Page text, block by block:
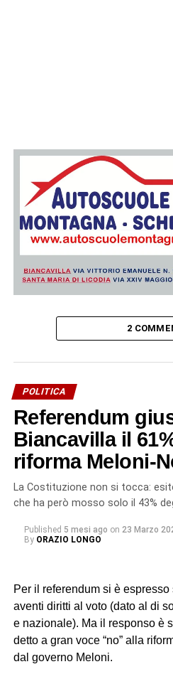
2
POLITICA
Referendum
Biancavilla il
riforma Meloni-
La Costituzione non si tocca:
che ha però mosso solo il 43%
Published 5 mesi ago on 23 Marzo
By ORAZIO LONGO
Per il referendum si è
aventi diritti al voto (dato al di
e nazionale). Ma il responso è
detto a gran voce “no” alla
dal governo Meloni.